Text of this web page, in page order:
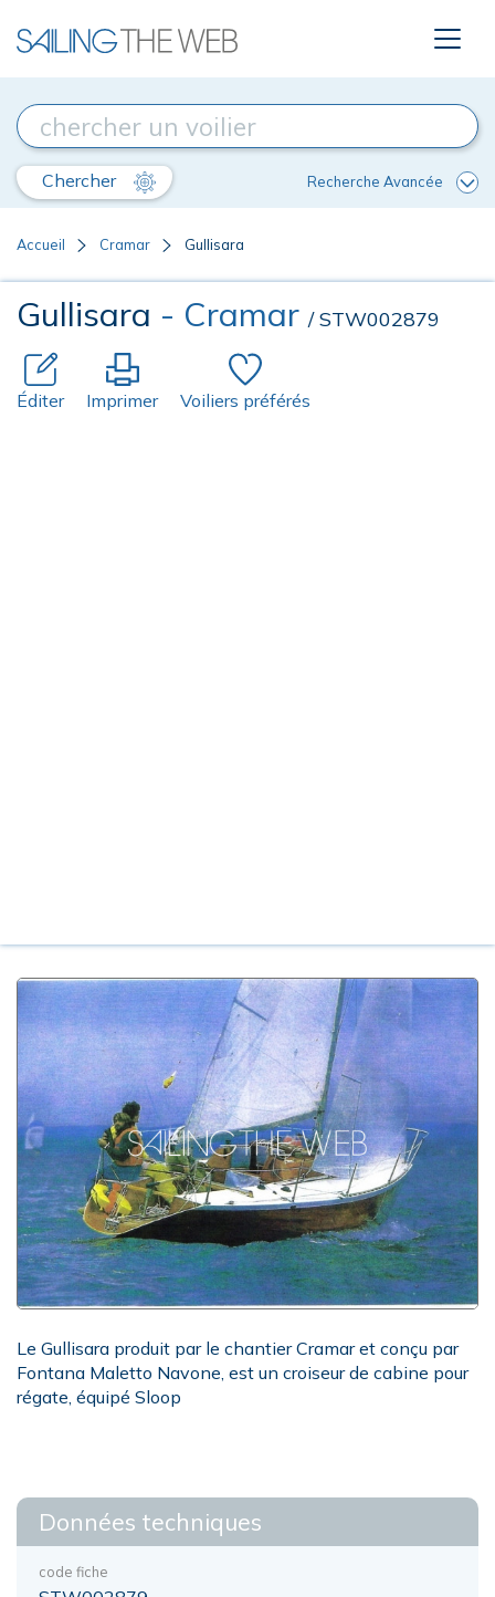
Chercher Recherche Avancée
Accueil Cramar Gullisara
Gullisara - Cramar / STW002879
Éditer Imprimer Voiliers préférés
Le Gullisara produit par le chantier Cramar et conçu par
Fontana Maletto Navone, est un croiseur de cabine pour
régate, équipé Sloop
Données techniques
code fiche